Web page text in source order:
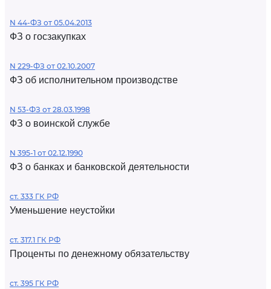
N 44-ФЗ от 05.04.2013
ФЗ о госзакупках
N 229-ФЗ от 02.10.2007
ФЗ об исполнительном производстве
N 53-ФЗ от 28.03.1998
ФЗ о воинской службе
N 395-1 от 02.12.1990
ФЗ о банках и банковской деятельности
ст. 333 ГК РФ
Уменьшение неустойки
ст. 317.1 ГК РФ
Проценты по денежному обязательству
ст. 395 ГК РФ